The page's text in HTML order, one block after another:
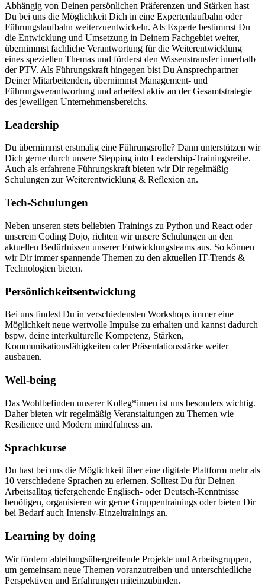
Abhängig von Deinen persönlichen Präferenzen und Stärken hast
Du bei uns die Möglichkeit Dich in eine Expertenlaufbahn oder
Führungslaufbahn weiterzuentwickeln. Als Experte bestimmst Du
die Entwicklung und Umsetzung in Deinem Fachgebiet weiter,
übernimmst fachliche Verantwortung für die Weiterentwicklung
eines speziellen Themas und förderst den Wissenstransfer innerhalb
der PTV. Als Führungskraft hingegen bist Du Ansprechpartner
Deiner Mitarbeitenden, übernimmst Management- und
Führungsverantwortung und arbeitest aktiv an der Gesamtstrategie
des jeweiligen Unternehmensbereichs.
Leadership
Du übernimmst erstmalig eine Führungsrolle? Dann unterstützen wir
Dich gerne durch unsere Stepping into Leadership-Trainingsreihe.
Auch als erfahrene Führungskraft bieten wir Dir regelmäßig
Schulungen zur Weiterentwicklung & Reflexion an.
Tech-Schulungen
Neben unseren stets beliebten Trainings zu Python und React oder
unserem Coding Dojo, richten wir unsere Schulungen an den
aktuellen Bedürfnissen unserer Entwicklungsteams aus. So können
wir Dir immer spannende Themen zu den aktuellen IT-Trends &
Technologien bieten.
Persönlichkeitsentwicklung
Bei uns findest Du in verschiedensten Workshops immer eine
Möglichkeit neue wertvolle Impulse zu erhalten und kannst dadurch
bspw. deine interkulturelle Kompetenz, Stärken,
Kommunikationsfähigkeiten oder Präsentationsstärke weiter
ausbauen.
Well-being
Das Wohlbefinden unserer Kolleg*innen ist uns besonders wichtig.
Daher bieten wir regelmäßig Veranstaltungen zu Themen wie
Resilience und Modern mindfulness an.
Sprachkurse
Du hast bei uns die Möglichkeit über eine digitale Plattform mehr als
10 verschiedene Sprachen zu erlernen. Solltest Du für Deinen
Arbeitsalltag tiefergehende Englisch- oder Deutsch-Kenntnisse
benötigen, organisieren wir gerne Gruppentrainings oder bieten Dir
bei Bedarf auch Intensiv-Einzeltrainings an.
Learning by doing
Wir fördern abteilungsübergreifende Projekte und Arbeitsgruppen,
um gemeinsam neue Themen voranzutreiben und unterschiedliche
Perspektiven und Erfahrungen miteinzubinden.